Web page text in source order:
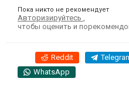
Пока никто не рекомендует
Авторизируйтесь
чтобы оценить и
Reddit
WhatsApp